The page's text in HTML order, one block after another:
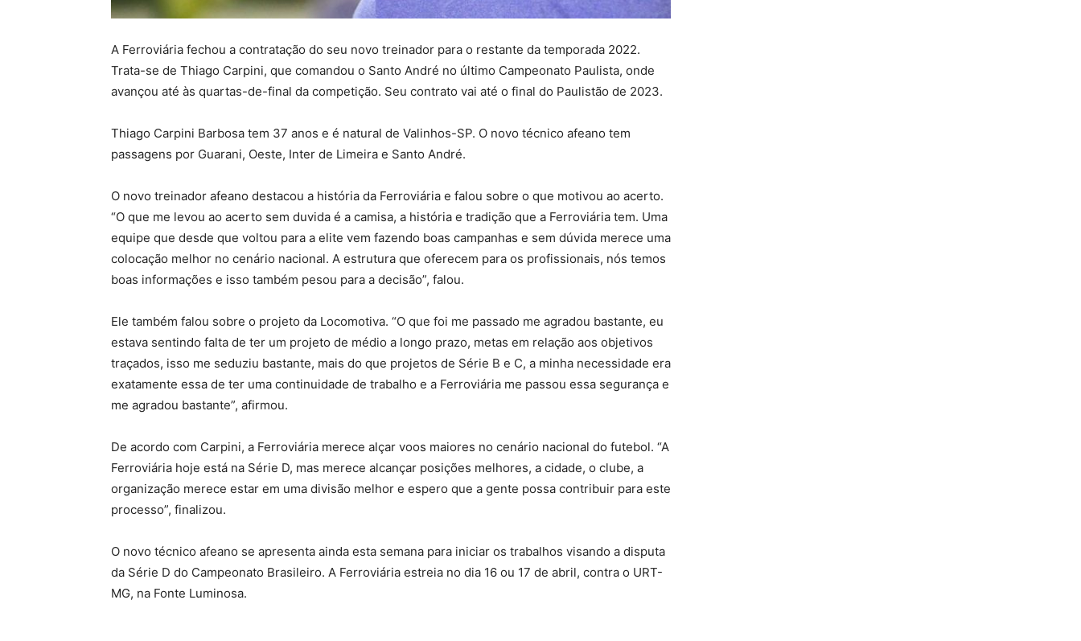
A Ferroviária fechou a contratação do seu novo treinador para o restante da temporada 2022.
Trata-se de Thiago Carpini, que comandou o Santo André no último Campeonato Paulista, onde
avançou até às quartas-de-final da competição. Seu contrato vai até o final do Paulistão de 2023.
Thiago Carpini Barbosa tem 37 anos e é natural de Valinhos-SP. O novo técnico afeano tem
passagens por Guarani, Oeste, Inter de Limeira e Santo André.
O novo treinador afeano destacou a história da Ferroviária e falou sobre o que motivou ao acerto.
“O que me levou ao acerto sem duvida é a camisa, a história e tradição que a Ferroviária tem. Uma
equipe que desde que voltou para a elite vem fazendo boas campanhas e sem dúvida merece uma
colocação melhor no cenário nacional. A estrutura que oferecem para os profissionais, nós temos
boas informações e isso também pesou para a decisão”, falou.
Ele também falou sobre o projeto da Locomotiva. “O que foi me passado me agradou bastante, eu
estava sentindo falta de ter um projeto de médio a longo prazo, metas em relação aos objetivos
traçados, isso me seduziu bastante, mais do que projetos de Série B e C, a minha necessidade era
exatamente essa de ter uma continuidade de trabalho e a Ferroviária me passou essa segurança e
me agradou bastante”, afirmou.
De acordo com Carpini, a Ferroviária merece alçar voos maiores no cenário nacional do futebol. “A
Ferroviária hoje está na Série D, mas merece alcançar posições melhores, a cidade, o clube, a
organização merece estar em uma divisão melhor e espero que a gente possa contribuir para este
processo”, finalizou.
O novo técnico afeano se apresenta ainda esta semana para iniciar os trabalhos visando a disputa
da Série D do Campeonato Brasileiro. A Ferroviária estreia no dia 16 ou 17 de abril, contra o URT-
MG, na Fonte Luminosa.